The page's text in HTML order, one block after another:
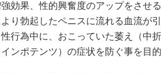
効果、性的興奮度のアップをさせ
り勃起したペニスに流れる血流が
行為中に、おこっていた萎え（中
ンポテンツ）の症状を防ぐ事を目